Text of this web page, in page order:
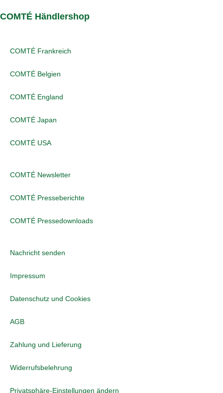
COMTÉ Händlershop
COMTÉ Frankreich
COMTÉ Belgien
COMTÉ England
COMTÉ Japan
COMTÉ USA
COMTÉ Newsletter
COMTÉ Presseberichte
COMTÉ Pressedownloads
Nachricht senden
Impressum
Datenschutz und Cookies
AGB
Zahlung und Lieferung
Widerrufsbelehrung
Privatsphäre-Einstellungen ändern